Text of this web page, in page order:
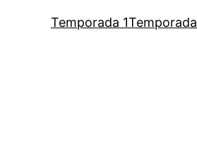
Temporada 1